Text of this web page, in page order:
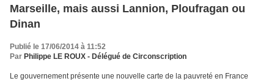
Marseille, mais aussi Lannion, Ploufragan ou
Dinan
Publié le 17/06/2014 à 11:52
Par Philippe LE ROUX - Délégué de Circonscription
Le gouvernement présente une nouvelle carte de la pauvreté en France